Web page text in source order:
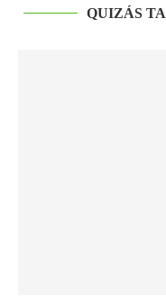
QUIZÁS